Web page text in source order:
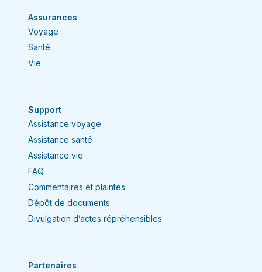
Assurances
Voyage
Santé
Vie
Support
Assistance voyage
Assistance santé
Assistance vie
FAQ
Commentaires et plaintes
Dépôt de documents
Divulgation d’actes répréhensibles
Partenaires